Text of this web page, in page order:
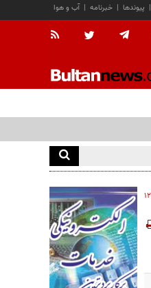
آب و هوا | خبرنامه | پیوندها |